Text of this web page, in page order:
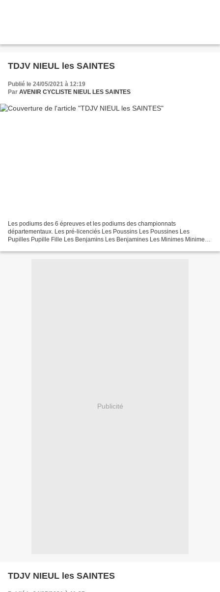
TDJV NIEUL les SAINTES
Publié le 24/05/2021 à 12:19
Par AVENIR CYCLISTE NIEUL LES SAINTES
Les podiums des 6 épreuves et les podiums des championnats
départementaux. Les pré-licenciés Les Poussins Les Poussines Les
Pupilles Pupille Fille Les Benjamins Les Benjamines Les Minimes Minimes
Publicité
TDJV NIEUL les SAINTES